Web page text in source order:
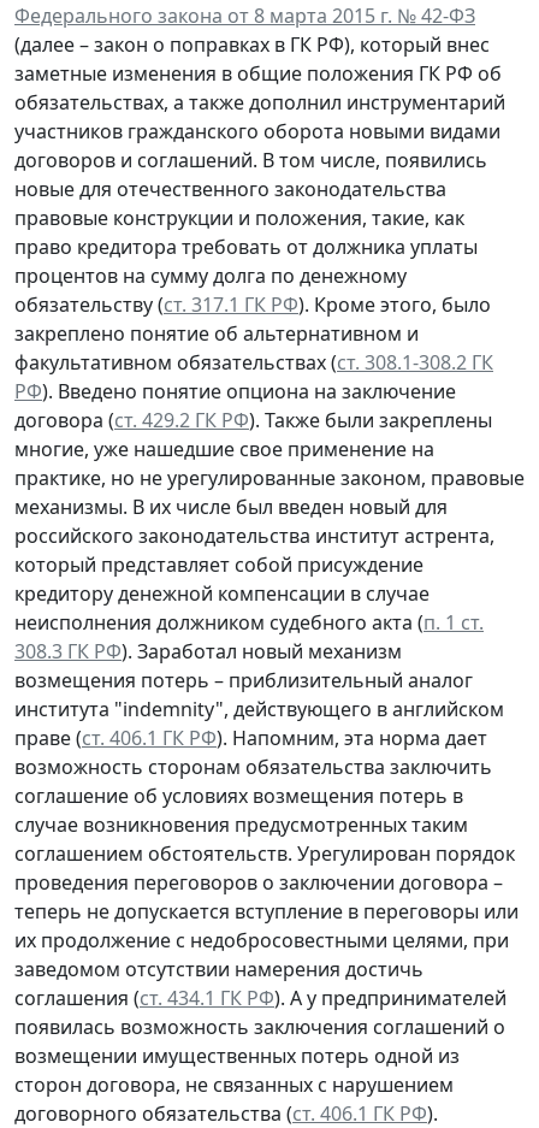
Федерального закона от 8 марта 2015 г. № 42-ФЗ
(далее – закон о поправках в ГК РФ), который внес
заметные изменения в общие положения ГК РФ об
обязательствах, а также дополнил инструментарий
участников гражданского оборота новыми видами
договоров и соглашений. В том числе, появились
новые для отечественного законодательства
правовые конструкции и положения, такие, как
право кредитора требовать от должника уплаты
процентов на сумму долга по денежному
обязательству (ст. 317.1 ГК РФ). Кроме этого, было
закреплено понятие об альтернативном и
факультативном обязательствах (ст. 308.1-308.2 ГК
РФ). Введено понятие опциона на заключение
договора (ст. 429.2 ГК РФ). Также были закреплены
многие, уже нашедшие свое применение на
практике, но не урегулированные законом, правовые
механизмы. В их числе был введен новый для
российского законодательства институт астрента,
который представляет собой присуждение
кредитору денежной компенсации в случае
неисполнения должником судебного акта (п. 1 ст.
308.3 ГК РФ). Заработал новый механизм
возмещения потерь – приблизительный аналог
института "indemnity", действующего в английском
праве (ст. 406.1 ГК РФ). Напомним, эта норма дает
возможность сторонам обязательства заключить
соглашение об условиях возмещения потерь в
случае возникновения предусмотренных таким
соглашением обстоятельств. Урегулирован порядок
проведения переговоров о заключении договора –
теперь не допускается вступление в переговоры или
их продолжение с недобросовестными целями, при
заведомом отсутствии намерения достичь
соглашения (ст. 434.1 ГК РФ). А у предпринимателей
появилась возможность заключения соглашений о
возмещении имущественных потерь одной из
сторон договора, не связанных с нарушением
договорного обязательства (ст. 406.1 ГК РФ).